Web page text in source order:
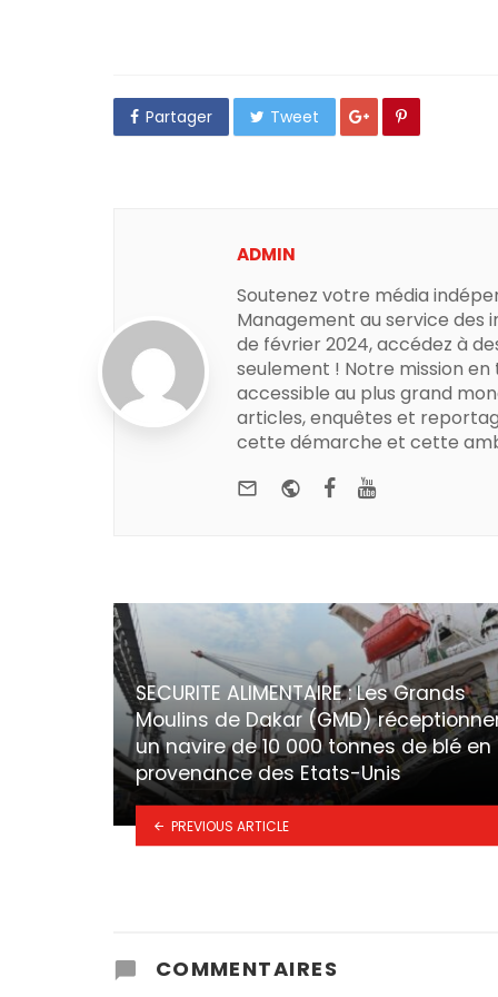
Partager Tweet
ADMIN
Soutenez votre média
Management au service des
de février 2024, accédez à
seulement ! Notre mission
accessible au plus grand
articles, enquêtes et
cette démarche et cette
e-mailWebsiteFacebook
SECURITE ALIMENTAIRE : Les Grands
Moulins de Dakar (GMD)
un navire de 10 000 tonnes de blé en
provenance des Etats-Unis
PREVIOUS ARTICLE
COMMENTAIRES